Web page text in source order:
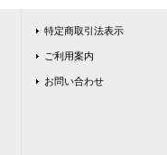
特定商取引法表示
ご利用案内
お問い合わせ